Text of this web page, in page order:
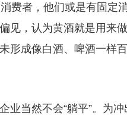
费者，他们或是有固定
见，认为黄酒就是用来
形成像白酒、啤酒一样
业当然不会“躺平”。为